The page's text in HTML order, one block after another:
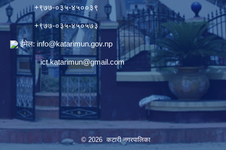
+९७७-०३५-४५००३९
+९७७-०३५-४५०५७३
ईमेल: info@katarimun.gov.np
ict.katarimun@gmail.com
© 2026 कटारी नगरपालिका